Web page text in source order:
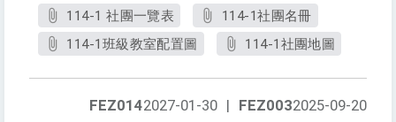
114-1 社團一覽表
114-1社團名冊
114-1班級教室配置圖
114-1社團地圖
FEZ0032025-09-20
FEZ0142027-01-30 |